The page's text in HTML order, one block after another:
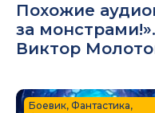
Похожие
за
Виктор
Боевик, Фантастика,